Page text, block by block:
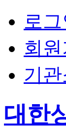
로그
회원
기
대한